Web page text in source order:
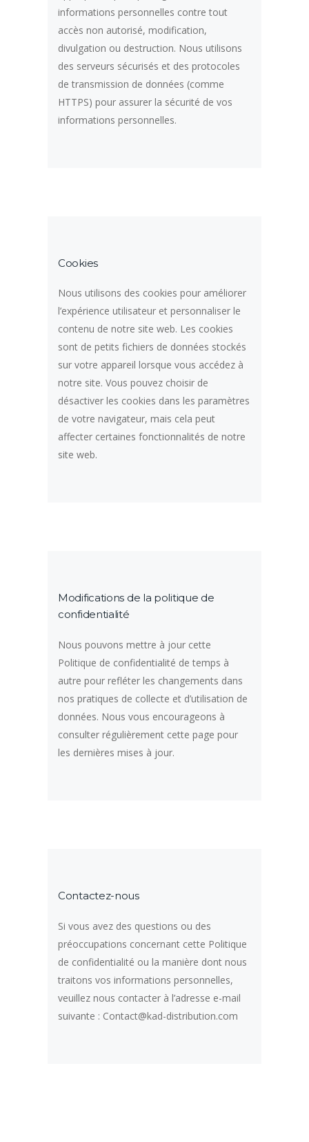
informations personnelles contre tout
accès non autorisé, modification,
divulgation ou destruction. Nous utilisons
des serveurs sécurisés et des protocoles
de transmission de données (comme
HTTPS) pour assurer la sécurité de vos
informations personnelles.
Cookies
Nous utilisons des cookies pour améliorer
l’expérience utilisateur et personnaliser le
contenu de notre site web. Les cookies
sont de petits fichiers de données stockés
sur votre appareil lorsque vous accédez à
notre site. Vous pouvez choisir de
désactiver les cookies dans les paramètres
de votre navigateur, mais cela peut
affecter certaines fonctionnalités de notre
site web.
Modifications de la politique de
confidentialité
Nous pouvons mettre à jour cette
Politique de confidentialité de temps à
autre pour refléter les changements dans
nos pratiques de collecte et d’utilisation de
données. Nous vous encourageons à
consulter régulièrement cette page pour
les dernières mises à jour.
Contactez-nous
Si vous avez des questions ou des
préoccupations concernant cette Politique
de confidentialité ou la manière dont nous
traitons vos informations personnelles,
veuillez nous contacter à l’adresse e-mail
suivante : Contact@kad-distribution.com